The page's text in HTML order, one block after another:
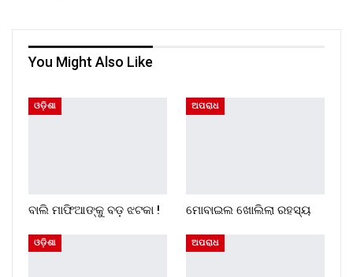
You Might Also Like
ଓଡ଼ିଶା
ବାଲି ମାଫିଆଙ୍କୁ ବଡ଼ ଝଟକା !
ଅପରାଧ
ମୋବାଇଲ ଖୋଲିଲା ରହସ୍ୟ
ଓଡ଼ିଶା ଅପରାଧ